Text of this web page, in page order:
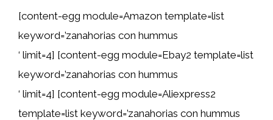
[content-egg module=Amazon template=list
keyword=’zanahorias con hummus
‘ limit=4] [content-egg module=Ebay2 template=list
keyword=’zanahorias con hummus
‘ limit=4] [content-egg module=Aliexpress2
template=list keyword=’zanahorias con hummus